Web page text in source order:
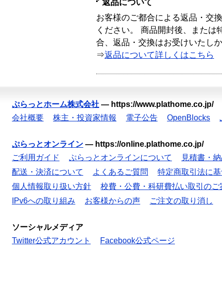
返品について
お客様のご都合による返品・交
ください。 商品開封後、または
合、返品・交換はお受けいたし
⇒返品について詳しくはこちら
ぷらっとホーム株式会社 — https://www.plathome.co.jp/
会社概要
株主・投資家情報 電子公告 OpenBlocks
ぷらっとオンライン — https://online.plathome.co.jp/
ご利用ガイド
ぷらっとオンラインについて
見積書・
配送・決済について
よくあるご質問
特定商取引法に
個人情報取り扱い方針
校費・公費・科研費払い取引のご
IPv6への取り組み
お客様からの声 ご注文の取り消し
ソーシャルメディア
Twitter公式アカウント
Facebook公式ページ